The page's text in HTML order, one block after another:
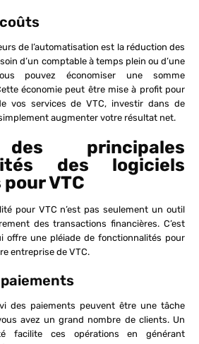
de l’automatisation est la réduction des
d’un comptable à temps plein ou d’une
pouvez économiser une somme
économie peut être mise à profit pour
vos services de VTC, investir dans de
augmenter votre résultat net.
principales
des logiciels
VTC
pour VTC n’est pas seulement un outil
des transactions financières. C’est
offre une pléiade de fonctionnalités pour
entreprise de VTC.
des paiements peuvent être une tâche
avez un grand nombre de clients. Un
facilite ces opérations en générant